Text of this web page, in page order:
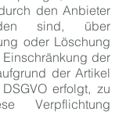
den Anbieter
sind, über
oder Löschung
der
der Artikel
erfolgt, zu
Verpflichtung